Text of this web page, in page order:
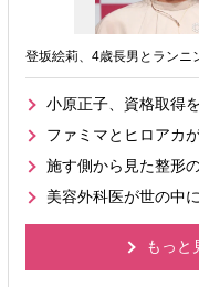
登坂絵莉、4歳長男とランニ
小原正子、資格取得
ファミマとヒロアカ
施す側から見た整形
美容外科医が世の中
もっと